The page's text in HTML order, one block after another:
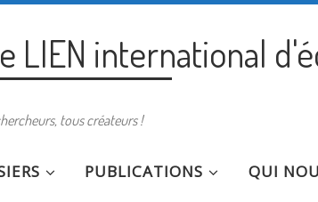
LIEN international
tous créateurs !
PUBLICATIONS QUI